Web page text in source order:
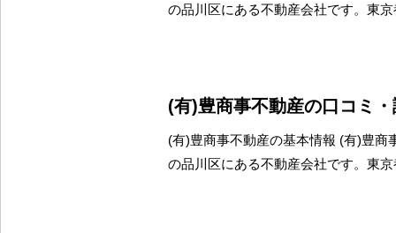
の品川区にある不動産会社です。東
(有)豊商事不動産の口コミ
(有)豊商事不動産の基本情報 (有)豊商
の品川区にある不動産会社です。東